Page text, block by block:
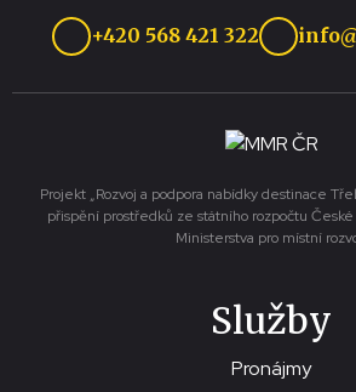
+420 568 421 322
Projekt „Rozvoj a podpora nabídky destinace
přispění prostředků ze státního rozpočtu
Ministerstva pro místní
Služby
Pronájmy